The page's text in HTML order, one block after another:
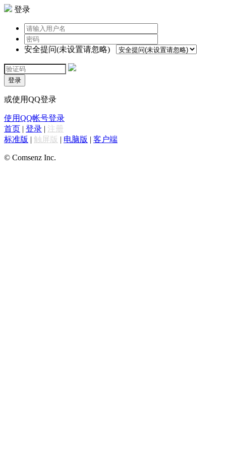
登录
安全提问(未设置请忽略)
登录
或使用QQ登录
使用QQ帐号登录
首页 | 登录 | 注册
标准版 | 触屏版 | 电脑版 | 客户端
© Comsenz Inc.